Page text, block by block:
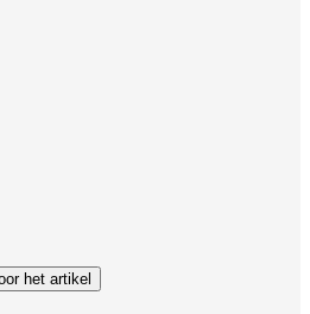
het artikel